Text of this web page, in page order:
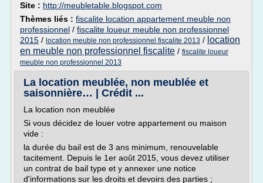
Site : http://meubletable.blogspot.com
Thèmes liés : fiscalite location appartement meuble non
professionnel / fiscalite loueur meuble non professionnel
2015 / location meuble non professionnel fiscalite 2013 / location
en meuble non professionnel fiscalite / fiscalite loueur
meuble non professionnel 2013
La location meublée, non meublée et
saisonnière… | Crédit ...
La location non meublée
Si vous décidez de louer votre appartement ou maison
vide :
la durée du bail est de 3 ans minimum, renouvelable
tacitement. Depuis le 1er août 2015, vous devez utiliser
un contrat de bail type et y annexer une notice
d'informations sur les droits et devoirs des parties ;